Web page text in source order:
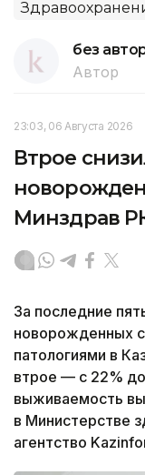
без
Автор
23:03, 06 Августа 2026
Втрое
Минздрав
За последние
новорожденных
патологиями в
втрое — с 22%
выживаемость
в Министерстве
агентство